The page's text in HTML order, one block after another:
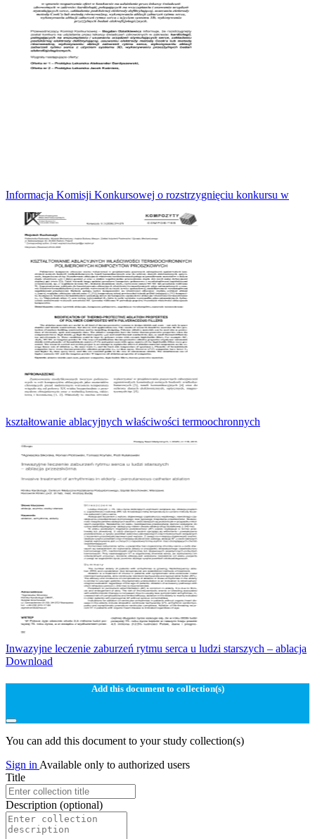
Informacja Komisji Konkursowej o rozstrzygnięciu konkursu w
kształtowanie ablacyjnych właściwości termoochronnych
Inwazyjne leczenie zaburzeń rytmu serca u ludzi starszych – ablacja
Download
Add this document to collection(s)
You can add this document to your study collection(s)
Sign in Available only to authorized users
Title
Description (optional)